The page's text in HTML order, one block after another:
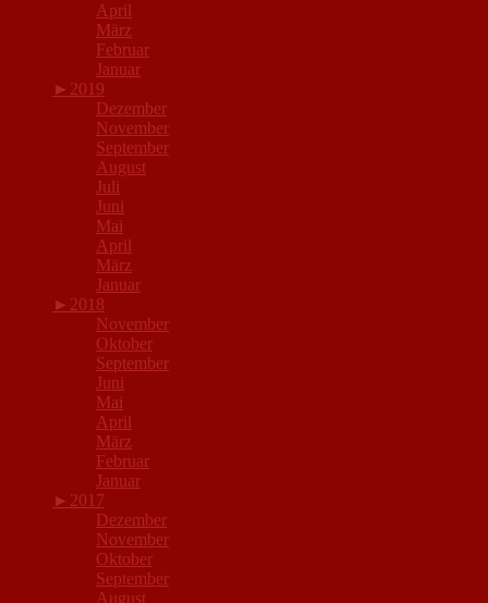
April
März
Februar
Januar
► 2019
Dezember
November
September
August
Juli
Juni
Mai
April
März
Januar
► 2018
November
Oktober
September
Juni
Mai
April
März
Februar
Januar
► 2017
Dezember
November
Oktober
September
August